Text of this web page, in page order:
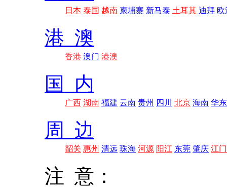
日本 泰国 越南 柬埔寨 新马泰 土耳其 迪拜 欧
港 澳
香港 澳门 港澳
国 内
广西 湖南 福建 云南 贵州 四川 北京 海南 华东
周 边
韶关 惠州 清远 珠海 河源 阳江 东莞 肇庆 江门
注 意：